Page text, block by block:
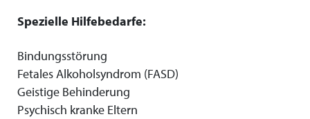
Spezielle Hilfebedarfe:
Bindungsstörung
Fetales Alkoholsyndrom (FASD)
Geistige Behinderung
Psychisch kranke Eltern